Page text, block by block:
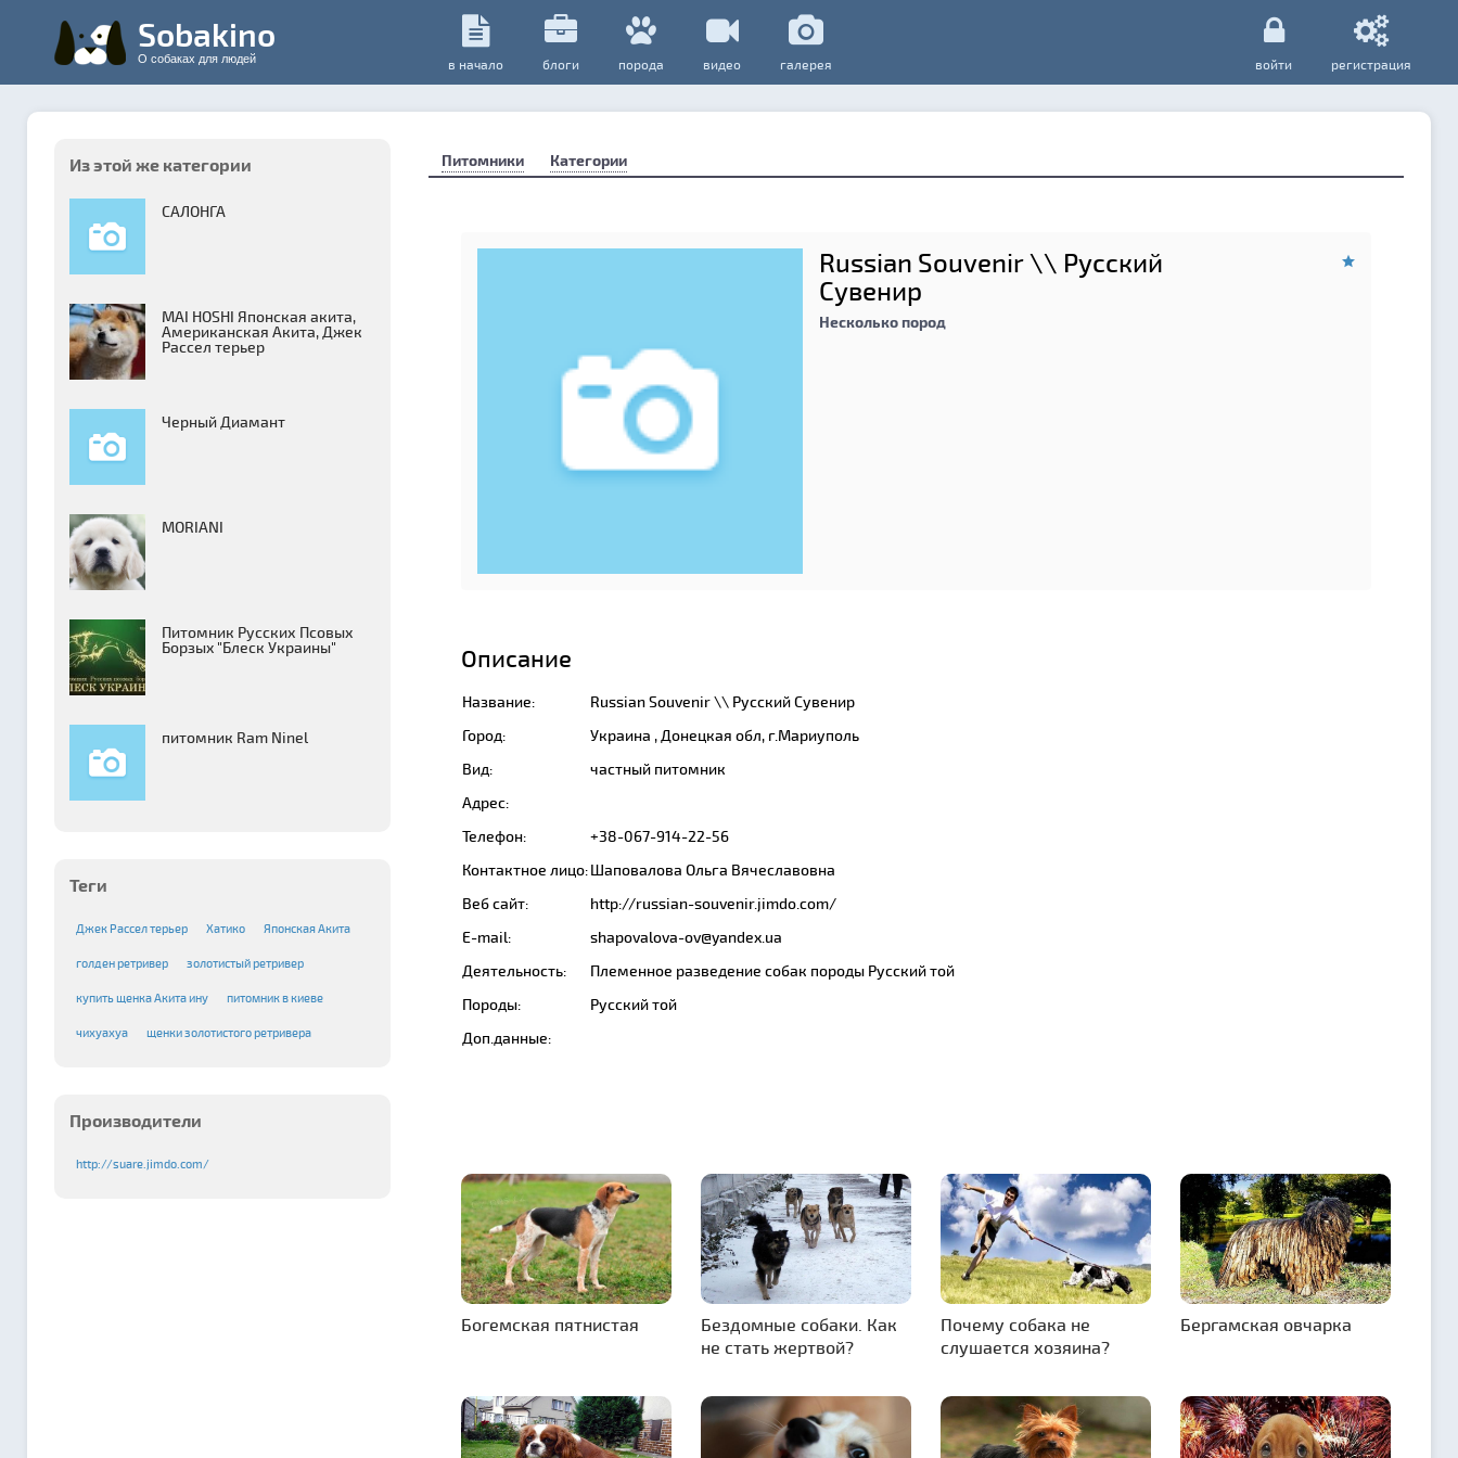
Sobakino
О собаках для людей в начало блоги порода видео галерея войти регистрация
Из этой же категории
САЛОНГА
MAI HOSHI Японская акита,
Американская Акита, Джек
Рассел терьер
Черный Диамант
MORIANI
Питомник Русских Псовых
Борзыx "Блеск Украины"
питомник Ram Ninel
Теги
Джек Рассел терьер Хатико Японская Акита
голден ретривер золотистый ретривер
купить щенка Акита ину питомник в киеве
чихуахуа щенки золотистого ретривера
Производители
http://suare.jimdo.com/
Питомники Категории
Russian Souvenir \\ Русский
Сувенир
Несколько пород
Описание
Название:
Russian Souvenir \\ Русский Сувенир
Город:
Украина , Донецкая обл, г.Мариуполь
Вид:
частный питомник
Адрес:
Телефон:
+38-067-914-22-56
Контактное лицо:Шаповалова Ольга Вячеславовна
Веб сайт:
http://russian-souvenir.jimdo.com/
E-mail:
shapovalova-ov@yandex.ua
Деятельность:
Племенное разведение собак породы Русский той
Породы:
Русский той
Доп.данные:
Богемская пятнистая
Бездомные собаки. Как
не стать жертвой?
Почему собака не
слушается хозяина?
Бергамская овчарка